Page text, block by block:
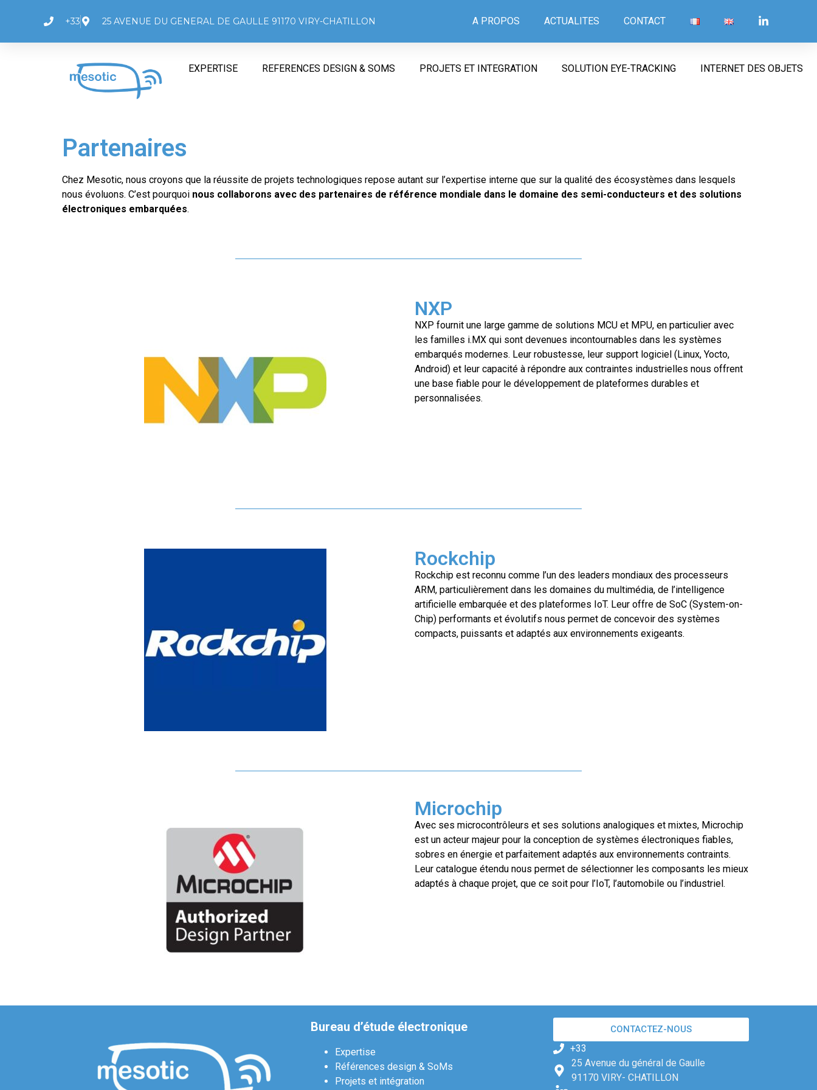
+33 25 AVENUE DU GENERAL DE GAULLE 91170 VIRY-CHATILLON A PROPOS ACTUALITES CONTACT
EXPERTISE REFERENCES DESIGN & SOMS PROJETS ET INTEGRATION SOLUTION EYE-TRACKING INTERNET DES OBJETS
Partenaires
Chez Mesotic, nous croyons que la réussite de projets technologiques repose autant sur l’expertise interne que sur la qualité des écosystèmes dans lesquels
nous évoluons. C’est pourquoi nous collaborons avec des partenaires de référence mondiale dans le domaine des semi-conducteurs et des solutions
électroniques embarquées.
NXP
NXP fournit une large gamme de solutions MCU et MPU, en particulier avec
les familles i.MX qui sont devenues incontournables dans les systèmes
embarqués modernes. Leur robustesse, leur support logiciel (Linux, Yocto,
Android) et leur capacité à répondre aux contraintes industrielles nous offrent
une base fiable pour le développement de plateformes durables et
personnalisées.
Rockchip
Rockchip est reconnu comme l’un des leaders mondiaux des processeurs
ARM, particulièrement dans les domaines du multimédia, de l’intelligence
artificielle embarquée et des plateformes IoT. Leur offre de SoC (System-on-
Chip) performants et évolutifs nous permet de concevoir des systèmes
compacts, puissants et adaptés aux environnements exigeants.
Microchip
Avec ses microcontrôleurs et ses solutions analogiques et mixtes, Microchip
est un acteur majeur pour la conception de systèmes électroniques fiables,
sobres en énergie et parfaitement adaptés aux environnements contraints.
Leur catalogue étendu nous permet de sélectionner les composants les mieux
adaptés à chaque projet, que ce soit pour l’IoT, l’automobile ou l’industriel.
Bureau d’étude électronique
Expertise
Références design & SoMs
Projets et intégration
CONTACTEZ-NOUS
+33
25 Avenue du général de Gaulle
91170 VIRY- CHATILLON